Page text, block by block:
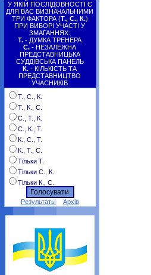
У ЯКІЙ ПОСЛІДОВНОСТІ Є
ДЛЯ ВАС ВИЗНАЧАЛЬНИМИ
ТРИ ФАКТОРА (Т., С., К.)
ПРИ ВИБОРІ УЧАСТІ У
ЗМАГАННЯХ:
Т. - ДУМКА ТРЕНЕРА
С. - НЕЗАЛЕЖНА
ПРЕДСТАВНИЦЬКА
СУДДІВСЬКА ПАНЕЛЬ
К. - КІЛЬКІСТЬ ТА
ПРЕДСТАВНИЦТВО
УЧАСНИКІВ
Т., С., К.
Т., К., С.
С., Т., К.
С., К., Т.
К., С., Т.
К., Т., С.
Тільки Т.
Тільки С., К.
Тільки К., С.
Результаты Архів